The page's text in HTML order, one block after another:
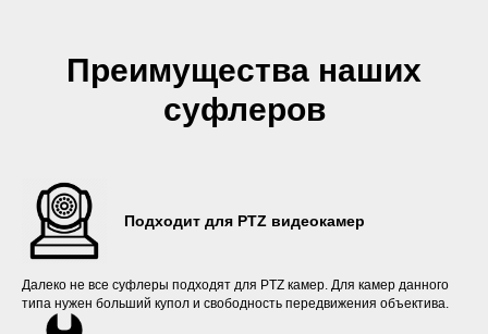
Преимущества наших
суфлеров
Подходит для PTZ видеокамер
Далеко не все суфлеры подходят для PTZ камер. Для камер данного
типа нужен больший купол и свободность передвижения объектива.